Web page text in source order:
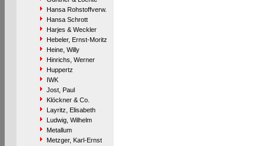
Hansa Rohstoffverw.
Hansa Schrott
Harjes & Weckler
Hebeler, Ernst-Moritz
Heine, Willy
Hinrichs, Werner
Huppertz
IWK
Jost, Paul
Klöckner & Co.
Layritz, Elisabeth
Ludwig, Wilhelm
Metallum
Metzger, Karl-Ernst